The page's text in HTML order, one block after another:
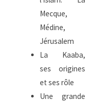
Mecque,
Médine,
Jérusalem
La Kaaba,
ses origines
et ses rôle
Une grande